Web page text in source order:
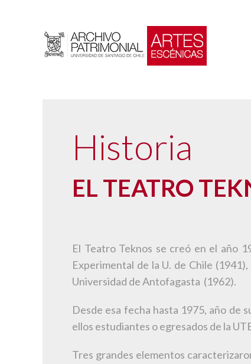
Historia
EL TEATRO
El Teatro Teknos se creó en el año
Experimental de la U. de Chile
Universidad de Antofagasta (1962).
Desde esa fecha hasta 1975, año de
ellos estudiantes o egresados de la
Tres grandes elementos